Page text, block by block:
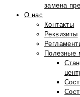
замена
О нас
Контакты
Реквизиты
Полезные